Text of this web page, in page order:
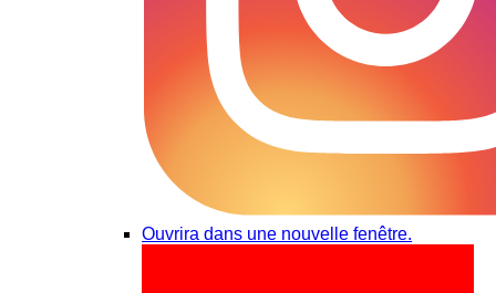
Ouvrira dans une nouvelle fenêtre.